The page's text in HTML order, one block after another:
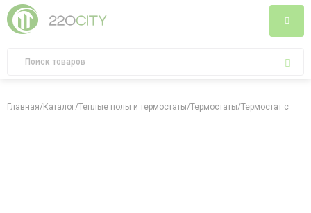
Главная/Каталог/Теплые полы и термостаты/Термостаты/Термостат с